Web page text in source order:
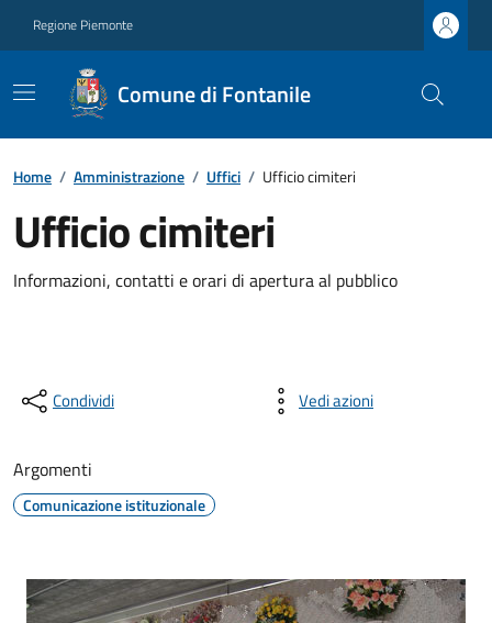
Regione Piemonte
Comune di Fontanile
Home / Amministrazione / Uffici / Ufficio cimiteri
Ufficio cimiteri
Informazioni, contatti e orari di apertura al pubblico
Condividi Vedi azioni
Argomenti
Comunicazione istituzionale